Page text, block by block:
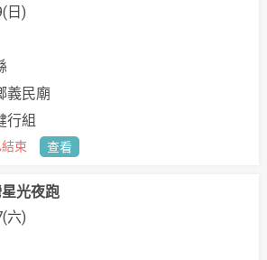
日)
義民廟
行組
束 查看
六)
光夜跑